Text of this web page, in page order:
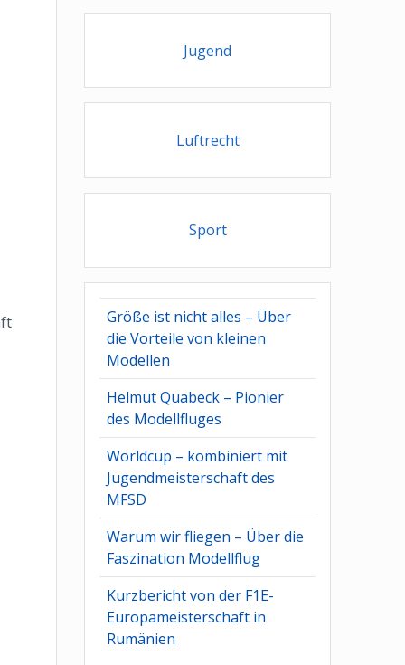
Jugend
Luftrecht
Sport
Größe ist nicht alles – Über
die Vorteile von kleinen
Modellen
Helmut Quabeck – Pionier
des Modellfluges
Worldcup – kombiniert mit
Jugendmeisterschaft des
MFSD
Warum wir fliegen – Über die
Faszination Modellflug
Kurzbericht von der F1E-
Europameisterschaft in
Rumänien